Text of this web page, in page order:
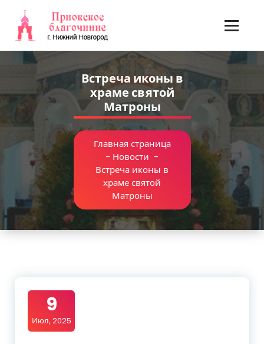
содержимому
Встреча иконы в
храме святой
Матроны
Главная страница
- Новости -
Встреча иконы в
храме святой
Матроны
9
Июл, 2025